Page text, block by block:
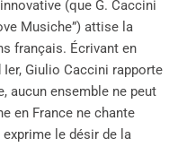
(que G. Caccini
Musiche”) attise la
français. Écrivant en
Ier, Giulio Caccini rapporte
aucun ensemble ne peut
en France ne chante
le désir de la